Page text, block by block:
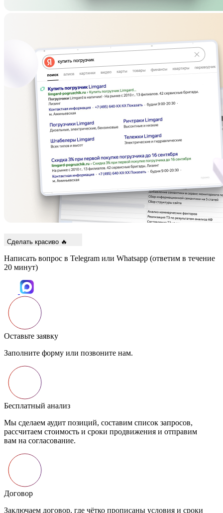
Сделать красиво 🔥
Написать вопрос в Telegram или Whatsapp (ответим в течение
20 минут)